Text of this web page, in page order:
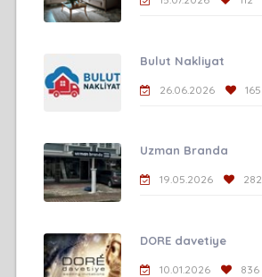
Bulut Nakliyat
26.06.2026 165
Uzman Branda
19.05.2026 282
DORE davetiye
10.01.2026 836